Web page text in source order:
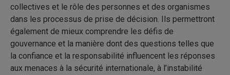
collectives et le rôle des personnes et des organismes
dans les processus de prise de décision. Ils permettront
également de mieux comprendre les défis de
gouvernance et la manière dont des questions telles que
la confiance et la responsabilité influencent les réponses
aux menaces à la sécurité internationale, à l’instabilité